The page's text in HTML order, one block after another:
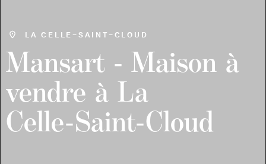
LA CELLE-SAINT-CLOUD
Mansart - Maison à
vendre à La
Celle-Saint-Cloud